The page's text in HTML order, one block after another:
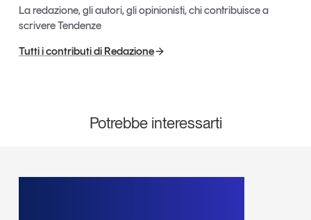
La redazione, gli autori, gli opinionisti, chi contribuisce a
scrivere Tendenze
Tutti i contributi di Redazione
Potrebbe interessarti